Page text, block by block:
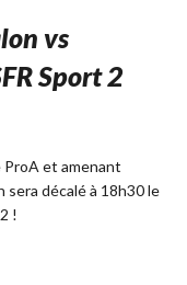
vs
Sport 2
et amenant
sera décalé à 18h30 le
!